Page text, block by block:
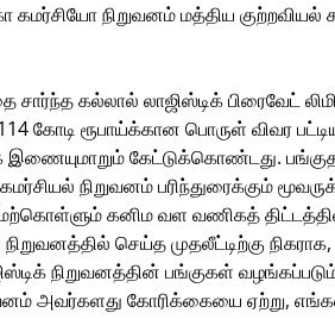
நிறுவனம் மத்திய குற்றவியல்
சார்ந்த கல்லால் லாஜிஸ்டிக் பிரைவேட்
கோடி ரூபாய்க்கான பொருள் விவர
இணையுமாறும் கேட்டுக்கொண்டது.
நிறுவனம் பரிந்துரைக்கும்
கனிம வள வணிகத்
செய்த முதலீட்டிற்கு
நிறுவனத்தின் பங்குகள்
அவர்களது கோரிக்கையை ஏற்று,